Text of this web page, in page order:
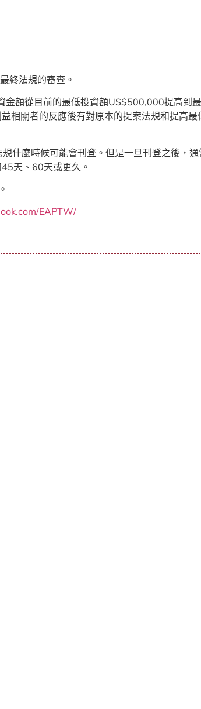
終法規的審查。
金額從目前的最低投資額US$500,000提高到
相關者的反應後有對原本的提案法規和提高最
什麼時候可能會刊登。但是一旦刊登之後，通
天、60天或更久。
EAPTW/